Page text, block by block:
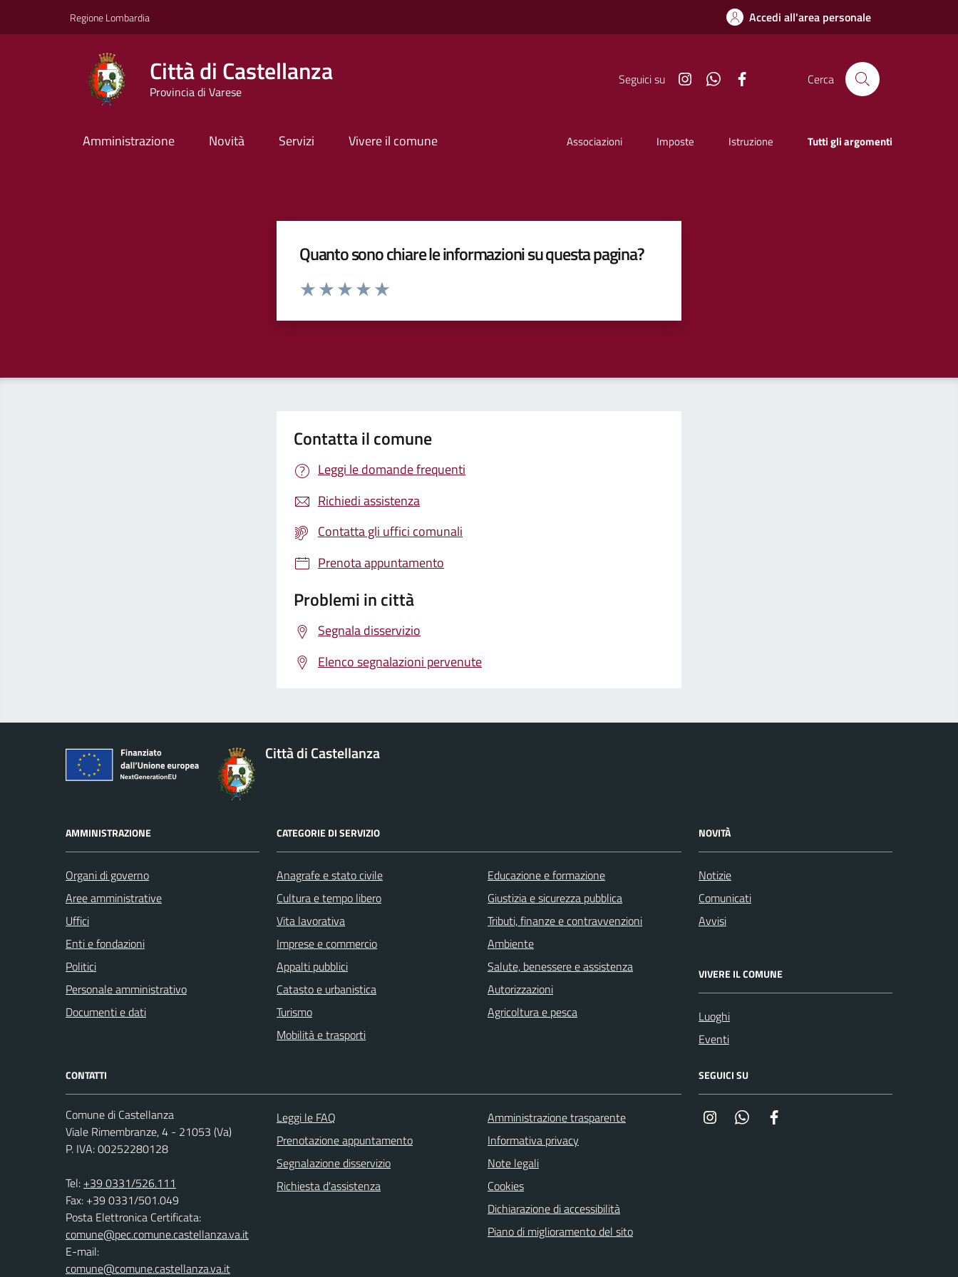
Regione Lombardia Accedi all'area personale
Città di Castellanza
Provincia di Varese
Seguici su InstagramWhatsapp Cerca
Amministrazione Novità Servizi Vivere il comune Associazioni Imposte Istruzione Tutti gli argomenti
Quanto sono chiare le informazioni su questa pagina?
Valuta da 1 a 5 stelle la pagina
Contatta il comune
Leggi le domande frequenti
Richiedi assistenza
Contatta gli uffici comunali
Prenota appuntamento
Problemi in città
Segnala disservizio
Elenco segnalazioni pervenute
Città di Castellanza
AMMINISTRAZIONE
Organi di governo
Aree amministrative
Uffici
Enti e fondazioni
Politici
Personale amministrativo
Documenti e dati
CATEGORIE DI SERVIZIO
Anagrafe e stato civile
Cultura e tempo libero
Vita lavorativa
Imprese e commercio
Appalti pubblici
Catasto e urbanistica
Turismo
Mobilità e trasporti
Educazione e formazione
Giustizia e sicurezza pubblica
Tributi, finanze e contravvenzioni
Ambiente
Salute, benessere e assistenza
Autorizzazioni
Agricoltura e pesca
NOVITÀ
Notizie
Comunicati
Avvisi
VIVERE IL COMUNE
Luoghi
Eventi
CONTATTI
Comune di Castellanza
Viale Rimembranze, 4 - 21053 (Va)
P. IVA: 00252280128
Tel: +39 0331/526.111
Fax: +39 0331/501.049
Posta Elettronica Certificata:
comune@pec.comune.castellanza.va.it
E-mail:
comune@comune.castellanza.va.it
Leggi le FAQ
Prenotazione appuntamento
Segnalazione disservizio
Richiesta d'assistenza
Amministrazione trasparente
Informativa privacy
Note legali
Cookies
Dichiarazione di accessibilità
Piano di miglioramento del sito
SEGUICI SU
InstagramWhatsapp